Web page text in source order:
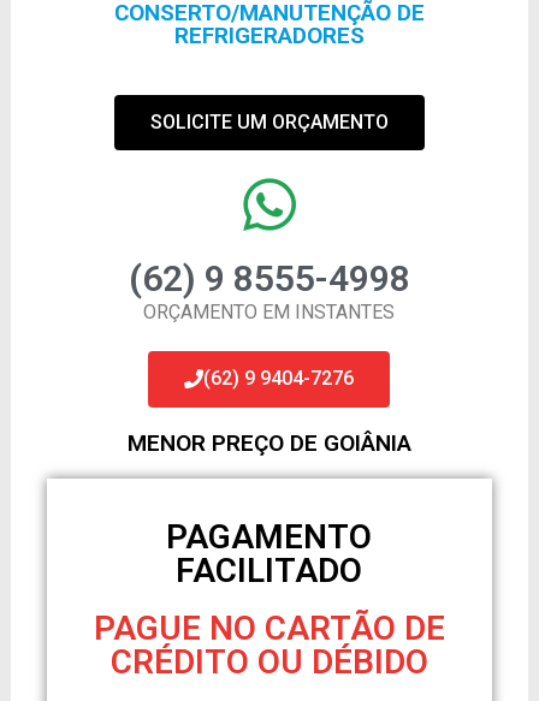
CONSERTO/MANUTENÇÃO DE
REFRIGERADORES
SOLICITE UM ORÇAMENTO
(62) 9 8555-4998
ORÇAMENTO EM INSTANTES
(62) 9 9404-7276
MENOR PREÇO DE GOIÂNIA
PAGAMENTO
FACILITADO
PAGUE NO CARTÃO DE
CRÉDITO OU DÉBIDO